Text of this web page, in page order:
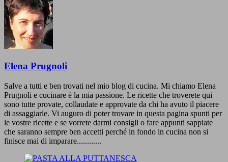
Elena Prugnoli
Salve a tutti e ben trovati nel mio blog di cucina. Mi chiamo Elena
Prugnoli e cucinare è la mia passione. Le ricette che troverete qui
sono tutte provate, collaudate e approvate da chi ha avuto il piacere
di assaggiarle. Vi auguro di poter trovare in questa pagina spunti per
le vostre ricette e se vorrete darmi consigli o fare appunti sappiate
che saranno sempre ben accetti perché in fondo in cucina non si
finisce mai di imparare............